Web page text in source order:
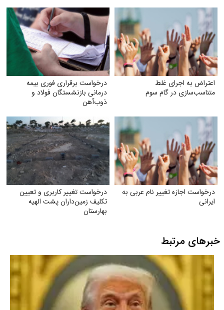
اعتراض به اجرای غلط
متناسب‌سازی در گام سوم
درخواست برقراری فوری بیمه
درمانی بازنشستگان فولاد و
ذوب‌آهن
درخواست اجازه تغییر نام عربی به
ایرانی
درخواست تغییر کاربری و تعیین‌
تکلیف زمین‌داران پشت الهیه
بهارستان
خبرهای مرتبط